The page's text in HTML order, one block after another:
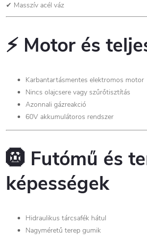
✔ Masszív acél váz
⚡ Motor és
Karbantartásmentes elektromos motor
Nincs olajcsere vagy szűrőtisztítás
Azonnali gázreakció
60V akkumulátoros rendszer
🛞 Futómű és
képességek
Hidraulikus tárcsafék hátul
Nagyméretű terep gumik